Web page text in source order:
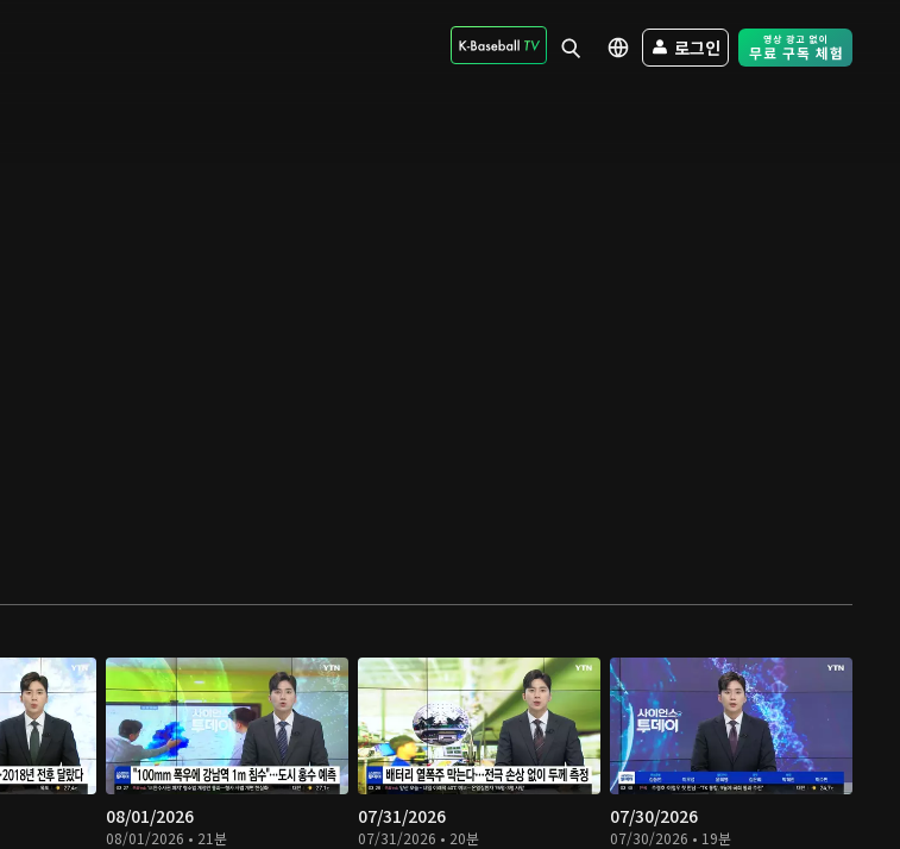
로그인 Free Trial -
08/01/2026
08/01/2026 • 21분
07/31/2026
07/31/2026 • 20분
07/30/2026
07/30/2026 • 19분